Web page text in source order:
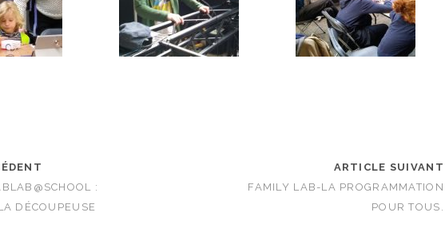
:
DÉCOUPEUSE
ARTICLE SUIVANT
FAMILY LAB-LA PROGRAMMATION
POUR TOUS.